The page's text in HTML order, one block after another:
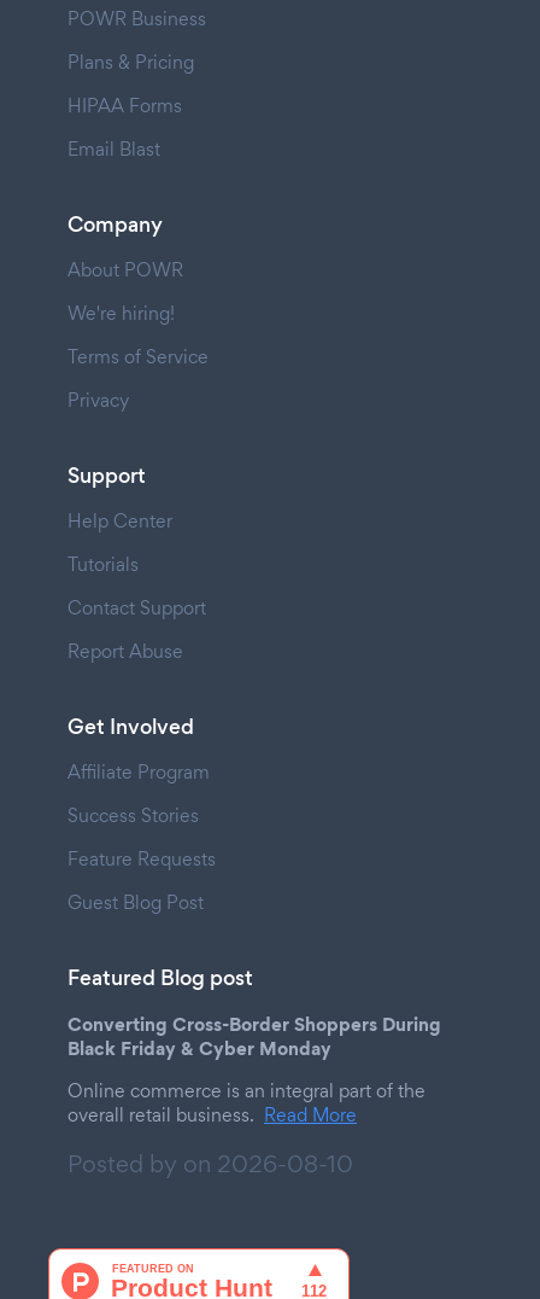
POWR Business
Plans & Pricing
HIPAA Forms
Email Blast
Company
About POWR
We're hiring!
Terms of Service
Privacy
Support
Help Center
Tutorials
Contact Support
Report Abuse
Get Involved
Affiliate Program
Success Stories
Feature Requests
Guest Blog Post
Featured Blog post
Converting Cross-Border Shoppers During
Black Friday & Cyber Monday
Online commerce is an integral part of the
overall retail business. Read More
Posted by on 2026-08-10